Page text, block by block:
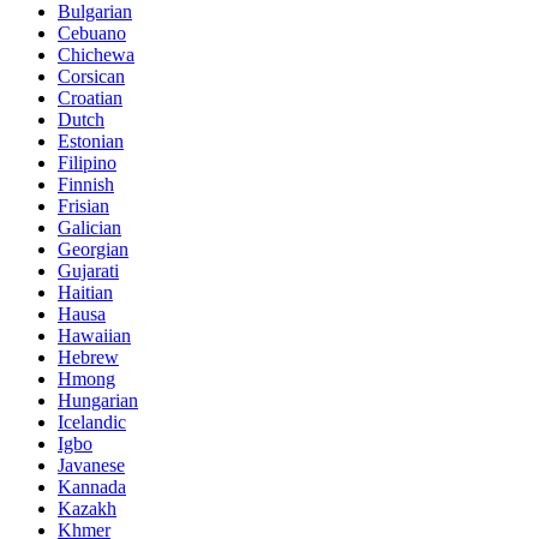
Bulgarian
Cebuano
Chichewa
Corsican
Croatian
Dutch
Estonian
Filipino
Finnish
Frisian
Galician
Georgian
Gujarati
Haitian
Hausa
Hawaiian
Hebrew
Hmong
Hungarian
Icelandic
Igbo
Javanese
Kannada
Kazakh
Khmer